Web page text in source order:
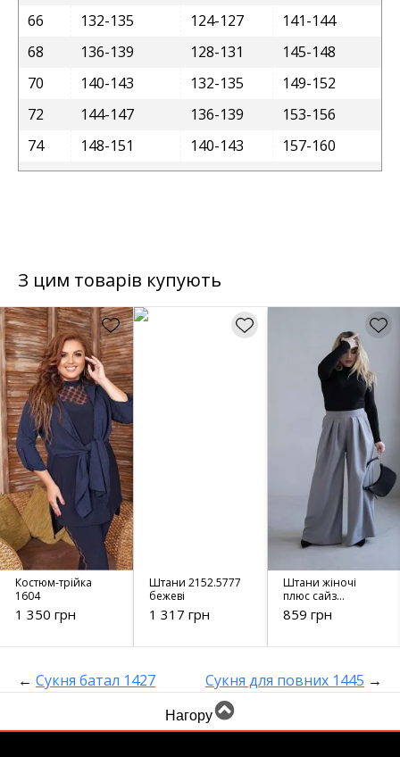
66
132-135 124-127
141-144
68
136-139 128-131
145-148
70
140-143 132-135
149-152
72
144-147 136-139
153-156
74
148-151 140-143 157-160
З цим товарів купують
Костюм-трійка
1604
1 350 грн
Штани 2152.5777
бежеві
1 317 грн
Штани жіночі
плюс сайз
вільного крою
42577 сірий
859 грн
← Сукня батал 1427 Сукня для повних 1445 →
Нагору